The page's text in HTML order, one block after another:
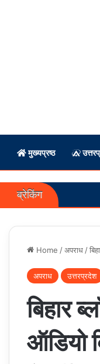
मुख्यप्रष्ठ
ब्रेकिंग
Home /अपराध /
अपराध उत्तरप्रदेश
बिहार
ऑडियो